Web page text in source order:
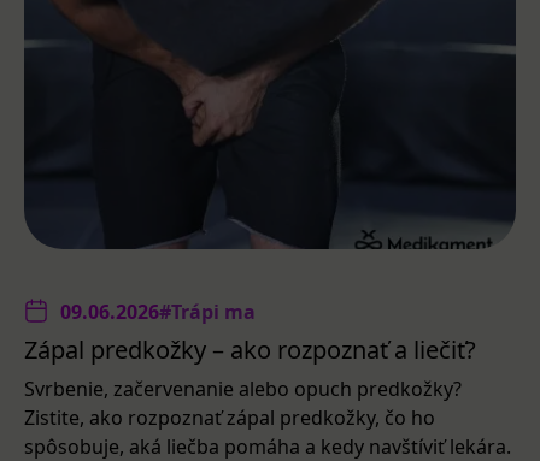
09.06.2026#Trápi ma
Zápal predkožky – ako rozpoznať a liečiť?
Svrbenie, začervenanie alebo opuch predkožky?
Zistite, ako rozpoznať zápal predkožky, čo ho
spôsobuje, aká liečba pomáha a kedy navštíviť lekára.